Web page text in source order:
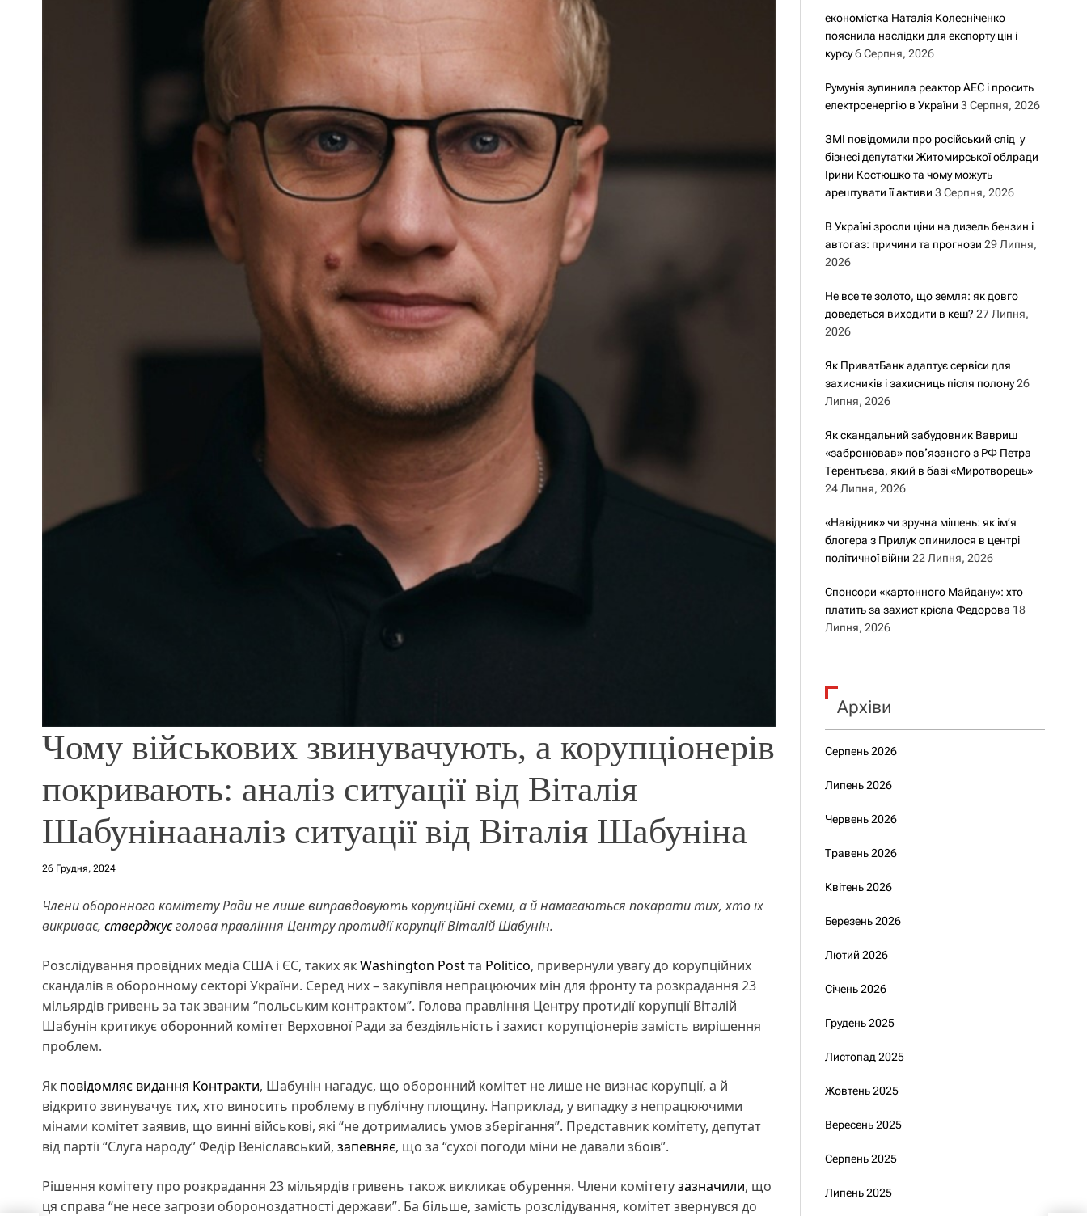
Чому військових звинувачують, а корупціонерів
покривають: аналіз ситуації від Віталія
Шабунінааналіз ситуації від Віталія Шабуніна
26 Грудня, 2024
Члени оборонного комітету Ради не лише виправдовують корупційні схеми, а й намагаються покарати тих, хто їх
викриває, стверджуєголова правління Центру протидії корупції Віталій Шабунін.
Розслідування провідних медіа США і ЄС, таких якWashington Postта Politico, привернули увагу до корупційних
скандалів в оборонному секторі України. Серед них – закупівля непрацюючих мін для фронту та розкрадання 23
мільярдів гривень за так званим “польським контрактом”. Голова правління Центру протидії корупції Віталій
Шабунін критикує оборонний комітет Верховної Ради за бездіяльність і захист корупціонерів замість вирішення
проблем.
Як повідомляє видання Контракти, Шабунін нагадує, що оборонний комітет не лише не визнає корупції, а й
відкрито звинувачує тих, хто виносить проблему в публічну площину. Наприклад, у випадку з непрацюючими
мінами комітет заявив, що винні військові, які “не дотримались умов зберігання”. Представник комітету, депутат
від партії “Слуга народу” Федір Веніславський, запевняє, що за “сухої погоди міни не давали збоїв”.
Рішення комітету про розкрадання 23 мільярдів гривень також викликає обурення. Члени комітетузазначили, що
ця справа “не несе загрози обороноздатності держави”. Ба більше, замість розслідування, комітет звернувся до
економістка Наталія Колесніченко
пояснила наслідки для експорту цін і
курсу 6 Серпня, 2026
Румунія зупинила реактор АЕС і просить
електроенергію в України 3 Серпня, 2026
ЗМІ повідомили про російський слід у
бізнесі депутатки Житомирської облради
Ірини Костюшко та чому можуть
арештувати її активи 3 Серпня, 2026
В Україні зросли ціни на дизель бензин і
автогаз: причини та прогнози 29 Липня,
2026
Не все те золото, що земля: як довго
доведеться виходити в кеш? 27 Липня,
2026
Як ПриватБанк адаптує сервіси для
захисників і захисниць після полону 26
Липня, 2026
Як скандальний забудовник Вавриш
«забронював» повʼязаного з РФ Петра
Терентьєва, який в базі «Миротворець»
24 Липня, 2026
«Навідник» чи зручна мішень: як ім’я
блогера з Прилук опинилося в центрі
політичної війни 22 Липня, 2026
Спонсори «картонного Майдану»: хто
платить за захист крісла Федорова 18
Липня, 2026
Архіви
Серпень 2026
Липень 2026
Червень 2026
Травень 2026
Квітень 2026
Березень 2026
Лютий 2026
Січень 2026
Грудень 2025
Листопад 2025
Жовтень 2025
Вересень 2025
Серпень 2025
Липень 2025